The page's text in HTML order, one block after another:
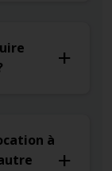
à